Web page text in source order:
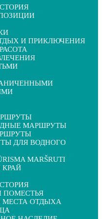
И ПРИКЛЮЧЕНИЯ
МАРШРУТЫ
ДЛЯ ВОДНОГО
MARŠRUTI
ПОМЕСТЬЯ
МЕСТА ОТДЫХА